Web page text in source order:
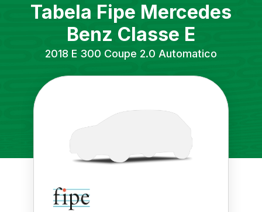
Tabela Fipe Mercedes
Benz Classe E
2018 E 300 Coupe 2.0 Automatico